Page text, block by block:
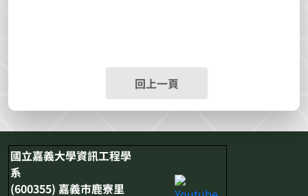
回上一頁
國立嘉義大學資訊工程學
系
(600355) 嘉義市鹿寮里